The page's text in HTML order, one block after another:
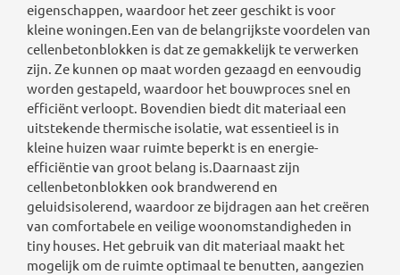
eigenschappen, waardoor het zeer geschikt is voor
kleine woningen.Een van de belangrijkste voordelen van
cellenbetonblokken is dat ze gemakkelijk te verwerken
zijn. Ze kunnen op maat worden gezaagd en eenvoudig
worden gestapeld, waardoor het bouwproces snel en
efficiënt verloopt. Bovendien biedt dit materiaal een
uitstekende thermische isolatie, wat essentieel is in
kleine huizen waar ruimte beperkt is en energie-
efficiëntie van groot belang is.Daarnaast zijn
cellenbetonblokken ook brandwerend en
geluidsisolerend, waardoor ze bijdragen aan het creëren
van comfortabele en veilige woonomstandigheden in
tiny houses. Het gebruik van dit materiaal maakt het
mogelijk om de ruimte optimaal te benutten, aangezien